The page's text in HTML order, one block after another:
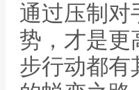
通过压制对
势，才是更
步行动都有